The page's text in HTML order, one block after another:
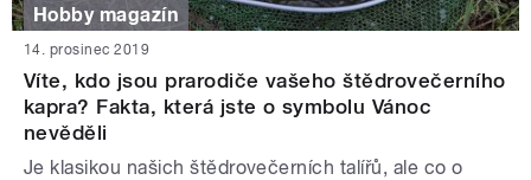
Hobby magazín
14. prosinec 2019
Víte, kdo jsou prarodiče vašeho štědrovečerního
kapra? Fakta, která jste o symbolu Vánoc
nevěděli
Je klasikou našich štědrovečerních talířů, ale co o